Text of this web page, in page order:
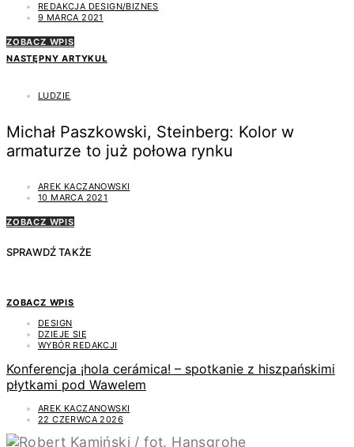
REDAKCJA DESIGN/BIZNES
9 MARCA 2021
ZOBACZ WPIS
NASTĘPNY ARTYKUŁ
LUDZIE
Michał Paszkowski, Steinberg: Kolor w
armaturze to już połowa rynku
AREK KACZANOWSKI
10 MARCA 2021
ZOBACZ WPIS
SPRAWDŹ TAKŻE
ZOBACZ WPIS
DESIGN
DZIEJE SIĘ
WYBÓR REDAKCJI
Konferencja ¡hola cerámica! – spotkanie z hiszpańskimi
płytkami pod Wawelem
AREK KACZANOWSKI
22 CZERWCA 2026